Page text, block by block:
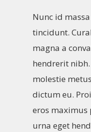
Nunc id
tincidunt.
magna a
hendrerit
molestie
dictum eu.
eros maximus
urna eget